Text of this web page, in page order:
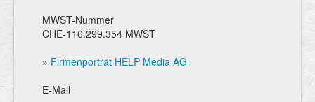
MWST-Nummer
CHE-116.299.354 MWST
» Firmenporträt HELP Media AG
E-Mail